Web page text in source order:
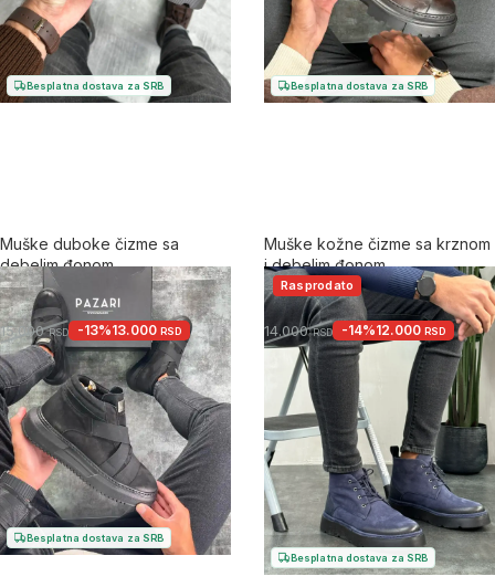
Besplatna dostava za SRB
Muške duboke čizme sa
debelim đonom
5.0
15.000RSD -13%13.000 RSD
Besplatna dostava za SRB
Muške kožne čizme sa krznom
i debelim đonom
5.0
14.000RSD -14%12.000 RSD
Besplatna dostava za SRB
Rasprodato
Besplatna dostava za SRB